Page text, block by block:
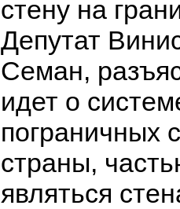
стену на
Депутат
Семан,
идет о
пограничных
страны,
являться